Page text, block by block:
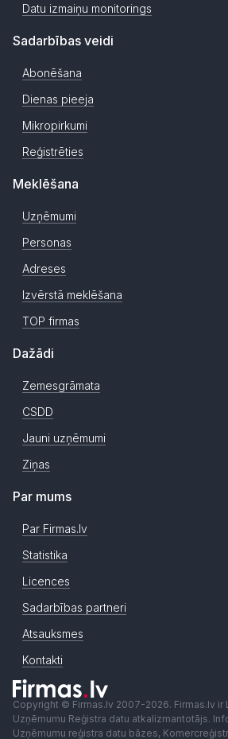
Datu izmaiņu monitorings
Sadarbības veidi
Abonēšana
Dienas pieeja
Mikropirkumi
Reģistrēties
Meklēšana
Uzņēmumi
Personas
Adreses
Izvērstā meklēšana
TOP firmas
Dažādi
Zemesgrāmata
CSDD
Jauni uzņēmumi
Ziņas
Par mums
Par Firmas.lv
Statistika
Licences
Sadarbības partneri
Atsauksmes
Kontakti
Copyright © Firmas.lv 2007-2026. Firmas.lv ir
Uzņēmumu Reģistra datu atkalizmantotājs.
Uzņēmumu reģistra datu bāzes,